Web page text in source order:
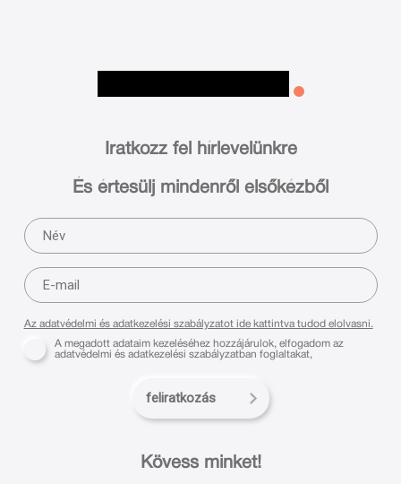
Kövess minket!
Iratkozz fel hírlevelünkre
És értesülj mindenről elsőkézből
Az adatvédelmi és adatkezelési szabályzatot ide kattintva tudod elolvasni.
A megadott adataim kezeléséhez hozzájárulok, elfogadom az
adatvédelmi és adatkezelési szabályzatban foglaltakat,
feliratkozás